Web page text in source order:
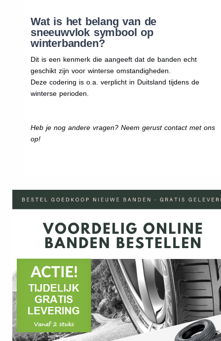
Wat is het belang van de
sneeuwvlok symbool op
winterbanden?
Dit is een kenmerk die aangeeft dat de banden echt
geschikt zijn voor winterse omstandigheden.
Deze codering is o.a. verplicht in Duitsland tijdens de
winterse perioden.
Heb je nog andere vragen? Neem gerust contact met ons
op!